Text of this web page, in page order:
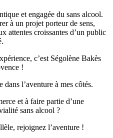
et engagée du sans alcool.
à un projet porteur de sens,
attentes croissantes d’un public
c’est Ségolène Bakès
!
dans l’aventure à mes côtés.
et à faire partie d’une
sans alcool ?
rejoignez l’aventure !